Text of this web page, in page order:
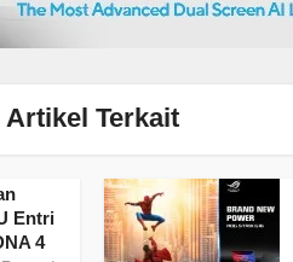
Artikel Terkait
Entri
4